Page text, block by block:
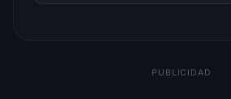
PUBLICIDAD